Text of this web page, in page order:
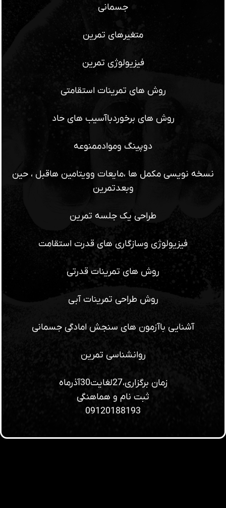
جسمانی
متغیرهای تمرین
فیزیولوژی تمرین
روش های تمرینات استقامتی
روش های برخوردباآسیب های حاد
دوپینگ وموادممنوعه
نسخه نویسی مکمل ها ،مایعات وویتامین هاقبل ، حین
وبعدتمرین
طراحی یک جلسه تمرین
فیزیولوژی وسازگاری های قدرت استقامت
روش های تمرینات قدرتی
روش طراحی تمرینات آبی
آشنایی باآزمون های سنجش امادگی جسمانی
روانشناسی تمرین
زمان برگزاری،27لغایت30آذرماه
ثبت نام و هماهنگی
09120188193